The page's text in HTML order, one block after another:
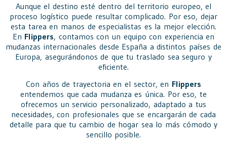
Aunque el destino esté dentro del territorio europeo, el
proceso logístico puede resultar complicado. Por eso, dejar
esta tarea en manos de especialistas es la mejor elección.
En Flippers, contamos con un equipo con experiencia en
mudanzas internacionales desde España a distintos países de
Europa, asegurándonos de que tu traslado sea seguro y
eficiente.
Con años de trayectoria en el sector, en Flippers
entendemos que cada mudanza es única. Por eso, te
ofrecemos un servicio personalizado, adaptado a tus
necesidades, con profesionales que se encargarán de cada
detalle para que tu cambio de hogar sea lo más cómodo y
sencillo posible.